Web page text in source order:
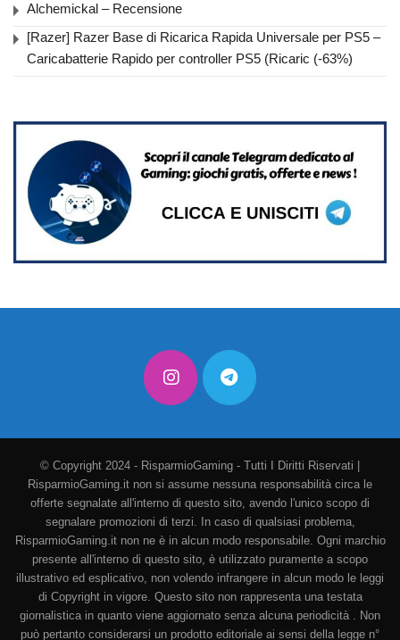
Alchemickal – Recensione
[Razer] Razer Base di Ricarica Rapida Universale per PS5 –
Caricabatterie Rapido per controller PS5 (Ricaric (-63%)
© Copyright 2024 - RisparmioGaming - Tutti I Diritti Riservati |
RisparmioGaming.it non si assume nessuna responsabilità circa le
offerte segnalate all'interno di questo sito, avendo l'unico scopo di
segnalare promozioni di terzi. In caso di qualsiasi problema,
RisparmioGaming.it non ne è in alcun modo responsabile. Ogni marchio
presente all'interno di questo sito, è utilizzato puramente a scopo
illustrativo ed esplicativo, non volendo infrangere in alcun modo le leggi
di Copyright in vigore. Questo sito non rappresenta una testata
giornalistica in quanto viene aggiornato senza alcuna periodicità . Non
può pertanto considerarsi un prodotto editoriale ai sensi della legge n°